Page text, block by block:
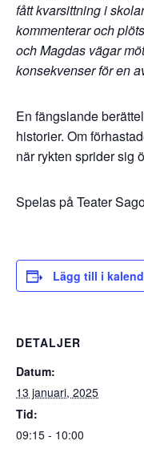
fått kvarsittning i
kommenterar och
och Magdas vägar
konsekvenser för en
En fängslande
historier. Om
när rykten sprider sig
Spelas på Teater
Lägg till i
DETALJER
Datum:
13 januari, 2025
Tid:
09:15 - 10:00